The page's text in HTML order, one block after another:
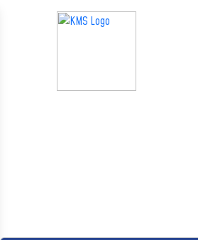
Panneau de gestion des cookies